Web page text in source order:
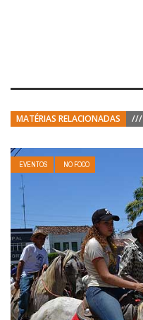
MATÉRIAS RELACIONADAS ///
EVENTOS NO FOCO